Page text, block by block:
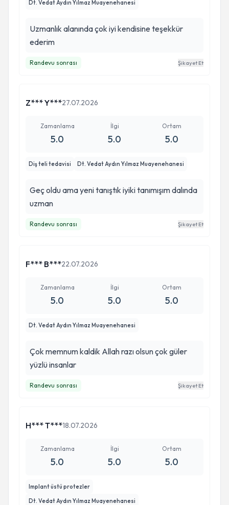
Dt. Vedat Aydın Yılmaz Muayenehanesi
Uzmanlık alanında çok iyi kendisine teşekkür
ederim
Randevu sonrası Şikayet Et
Z*** Y***27.07.2026
Zamanlama
5.0
İlgi
5.0
Ortam
5.0
Diş teli tedavisi Dt. Vedat Aydın Yılmaz Muayenehanesi
Geç oldu ama yeni tanıştık iyiki tanımışım dalında
uzman
Randevu sonrası Şikayet Et
F*** B***22.07.2026
Zamanlama
5.0
İlgi
5.0
Ortam
5.0
Dt. Vedat Aydın Yılmaz Muayenehanesi
Çok memnum kaldik Allah razı olsun çok güler
yüzlü insanlar
Randevu sonrası Şikayet Et
H*** T***18.07.2026
Zamanlama
5.0
İlgi
5.0
Ortam
5.0
Implant üstü protezler
Dt. Vedat Aydın Yılmaz Muayenehanesi